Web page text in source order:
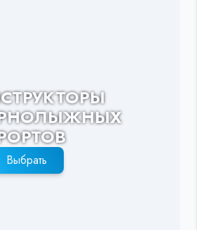
Выбрать